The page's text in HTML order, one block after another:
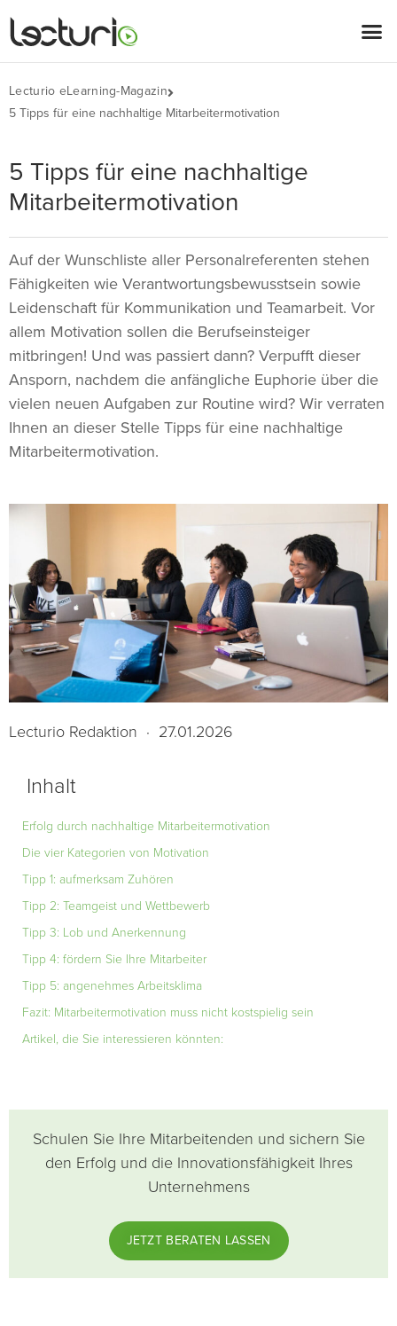
Lecturio eLearning-Magazin
5 Tipps für eine nachhaltige Mitarbeitermotivation
5 Tipps für eine nachhaltige
Mitarbeitermotivation
Auf der Wunschliste aller Personalreferenten stehen
Fähigkeiten wie Verantwortungsbewusstsein sowie
Leidenschaft für Kommunikation und Teamarbeit. Vor
allem Motivation sollen die Berufseinsteiger
mitbringen! Und was passiert dann? Verpufft dieser
Ansporn, nachdem die anfängliche Euphorie über die
vielen neuen Aufgaben zur Routine wird? Wir verraten
Ihnen an dieser Stelle Tipps für eine nachhaltige
Mitarbeitermotivation.
Lecturio Redaktion · 27.01.2026
Inhalt
Erfolg durch nachhaltige Mitarbeitermotivation
Die vier Kategorien von Motivation
Tipp 1: aufmerksam Zuhören
Tipp 2: Teamgeist und Wettbewerb
Tipp 3: Lob und Anerkennung
Tipp 4: fördern Sie Ihre Mitarbeiter
Tipp 5: angenehmes Arbeitsklima
Fazit: Mitarbeitermotivation muss nicht kostspielig sein
Artikel, die Sie interessieren könnten:
Schulen Sie Ihre Mitarbeitenden und sichern Sie
den Erfolg und die Innovationsfähigkeit Ihres
Unternehmens
JETZT BERATEN LASSEN